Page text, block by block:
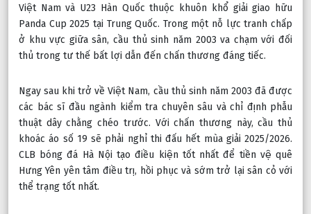
Việt Nam và U23 Hàn Quốc thuộc khuôn khổ giải giao hữu
Panda Cup 2025 tại Trung Quốc. Trong một nỗ lực tranh chấp
ở khu vực giữa sân, cầu thủ sinh năm 2003 va chạm với đối
thủ trong tư thế bất lợi dẫn đến chấn thương đáng tiếc.
Ngay sau khi trở về Việt Nam, cầu thủ sinh năm 2003 đã được
các bác sĩ đầu ngành kiểm tra chuyên sâu và chỉ định phẫu
thuật dây chằng chéo trước. Với chấn thương này, cầu thủ
khoác áo số 19 sẽ phải nghỉ thi đấu hết mùa giải 2025/2026.
CLB bóng đá Hà Nội tạo điều kiện tốt nhất để tiền vệ quê
Hưng Yên yên tâm điều trị, hồi phục và sớm trở lại sân cỏ với
thể trạng tốt nhất.